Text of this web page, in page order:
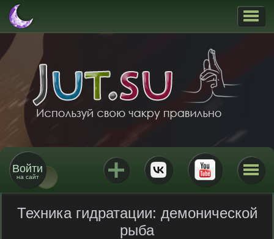
Войти
на сайт
Техника гидратации: демонической
рыба